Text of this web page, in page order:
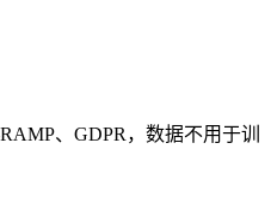
、GDPR，数据不用于训